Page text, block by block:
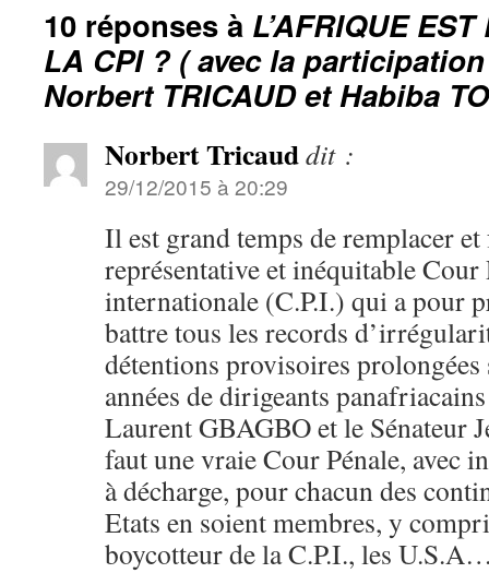
10 réponses à L’AFRIQUE
LA CPI ? ( avec la
Norbert TRICAUD et Habiba
Norbert Tricauddit :
29/12/2015 à 20:29
Il est grand temps de remplacer
représentative et inéquitable Cour
internationale (C.P.I.) qui a pour
battre tous les records
détentions provisoires prolongées
années de dirigeants
Laurent GBAGBO et le Sénateur
faut une vraie Cour Pénale, avec
à décharge, pour chacun des
Etats en soient membres, y
boycotteur de la C.P.I., les